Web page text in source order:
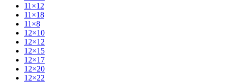
11×12
11×18
11×8
12×10
12×12
12×15
12×17
12×20
12×22